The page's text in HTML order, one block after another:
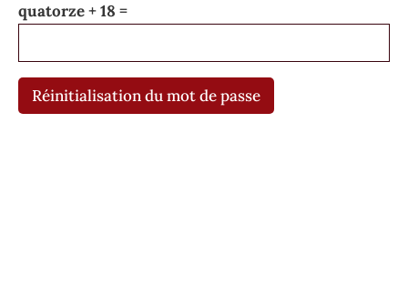
quatorze + 18 =
Réinitialisation du mot de passe